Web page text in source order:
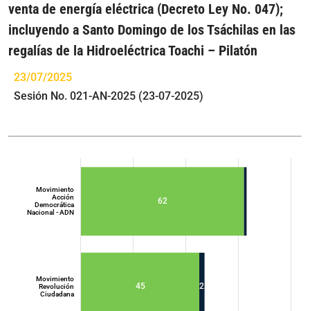
venta de energía eléctrica (Decreto Ley No. 047);
incluyendo a Santo Domingo de los Tsáchilas en las
regalías de la Hidroeléctrica Toachi – Pilatón
23/07/2025
Sesión No. 021-AN-2025 (23-07-2025)
45
62
2
Movimiento
Revolución
Ciudadana
Movimiento
Acción
Democrática
Nacional - ADN